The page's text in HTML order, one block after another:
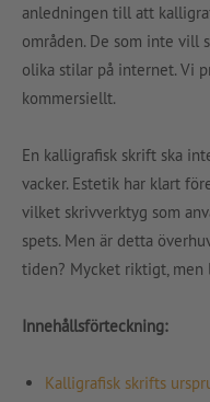
anledningen till att
områden. De som inte vill
olika stilar på internet. Vi
kommersiellt.
En kalligrafisk skrift ska
vacker. Estetik har klart
vilket skrivverktyg som
spets. Men är detta
tiden? Mycket riktigt, men
Innehållsförteckning:
Kalligrafisk skrifts